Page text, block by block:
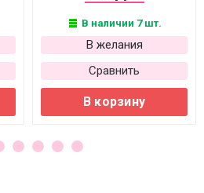
В наличии 7 шт.
В желания
Сравнить
В корзину